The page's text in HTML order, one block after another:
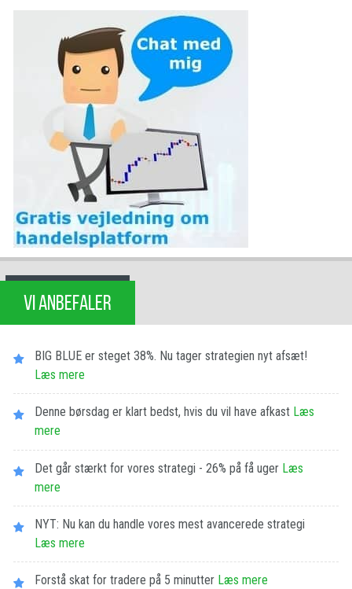
VI ANBEFALER
BIG BLUE er steget 38%. Nu tager strategien nyt afsæt!
Læs mere
Denne børsdag er klart bedst, hvis du vil have afkast Læs
mere
Det går stærkt for vores strategi - 26% på få uger Læs
mere
NYT: Nu kan du handle vores mest avancerede strategi
Læs mere
Forstå skat for tradere på 5 minutter Læs mere